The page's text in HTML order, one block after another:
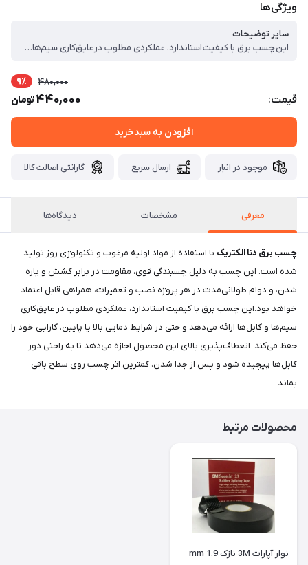
ویژگی‌ها
سایر توضیحات
این چسب برق با کیفیت استاندارد، عملکردی مطلوب در عایق‌کاری سیم‌ها و کابل‌ها ارائه می‌دهد و حتی در شرایط دمایی بالا یا پایین، کارایی خود را حفظ می‌کند. انعطاف‌پذیری بالای این محصول اجازه می‌دهد تا به راحتی دور کابل‌ها پیچیده شود و پس از جدا شدن، کمترین اثر چسب روی سطح باقی بماند. ، اقتصادی و به‌صرفه: ، این چسب مقرون‌به‌صرفه راهکاری هوشمندانه برای افرادی است که پروژه‌های متعدد یا مصرف مکرر دارند. این بسته نه‌تنها باعث صرفه‌جویی در هزینه‌ها می‌شود، بلکه باعث می‌شود همیشه در زمان نیاز، چسب آماده در دسترس باشد. ، مشخصات و مزایا: ، چسبندگی قوی و ماندگار برای اطمینان از امنیت اتصالات ، مقاومت در برابر حرارت و سرما – مناسب برای استفاده در تمام فصول ، انعطاف‌پذیر و کشسان برای عایق‌کاری آسان بدون پارگی ، بسته‌بندی اقتصادی ۱۰ عددی – مناسب برای برق‌کاران حرفه‌ای و مصارف خانگی ، سازگار با پروژه‌های صنعتی، خودرویی و ساختمانی ، کاربردهای پیشنهادی: ، عایق‌کاری سیم برق در نصب‌های جدید یا تعمیرات ، تثبیت و نظم‌دهی به کابل‌ها در تجهیزات خانگی یا صنعتی ، کاربرد در صنایع خودروسازی برای مهار سیم‌کشی داخلی ، استفاده در پروژه‌های برقی ساختمانی برای اطمینان از ایمنی کامل
قیمت:
480,000 9٪
440,000تومان
افزودن به سبدخرید
موجود در انبار ارسال سریع گارانتی اصالت کالا
معرفی مشخصات دیدگاه‌ها
چسب برق دنا الکتریک با استفاده از مواد اولیه مرغوب و تکنولوژی روز تولید
شده است. این چسب به دلیل چسبندگی قوی، مقاومت در برابر کشش و پاره
شدن، و دوام طولانی‌مدت در هر پروژه نصب و تعمیرات، همراهی قابل اعتماد
خواهد بود.این چسب برق با کیفیت استاندارد، عملکردی مطلوب در عایق‌کاری
سیم‌ها و کابل‌ها ارائه می‌دهد و حتی در شرایط دمایی بالا یا پایین، کارایی خود را
حفظ می‌کند. انعطاف‌پذیری بالای این محصول اجازه می‌دهد تا به راحتی دور
کابل‌ها پیچیده شود و پس از جدا شدن، کمترین اثر چسب روی سطح باقی
بماند.
محصولات مرتبط
نوار آپارات 3M نازک 1.9 mm